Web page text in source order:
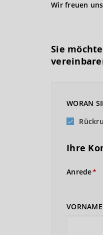
Wir freuen
Sie
WORAN
Ihre
Anrede
VORNAME